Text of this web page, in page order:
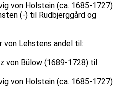
von Holstein (ca. 1685-1727)
(-) til Rudbjerggård og
von Lehstens andel til:
von Bülow (1689-1728) til
von Holstein (ca. 1685-1727)